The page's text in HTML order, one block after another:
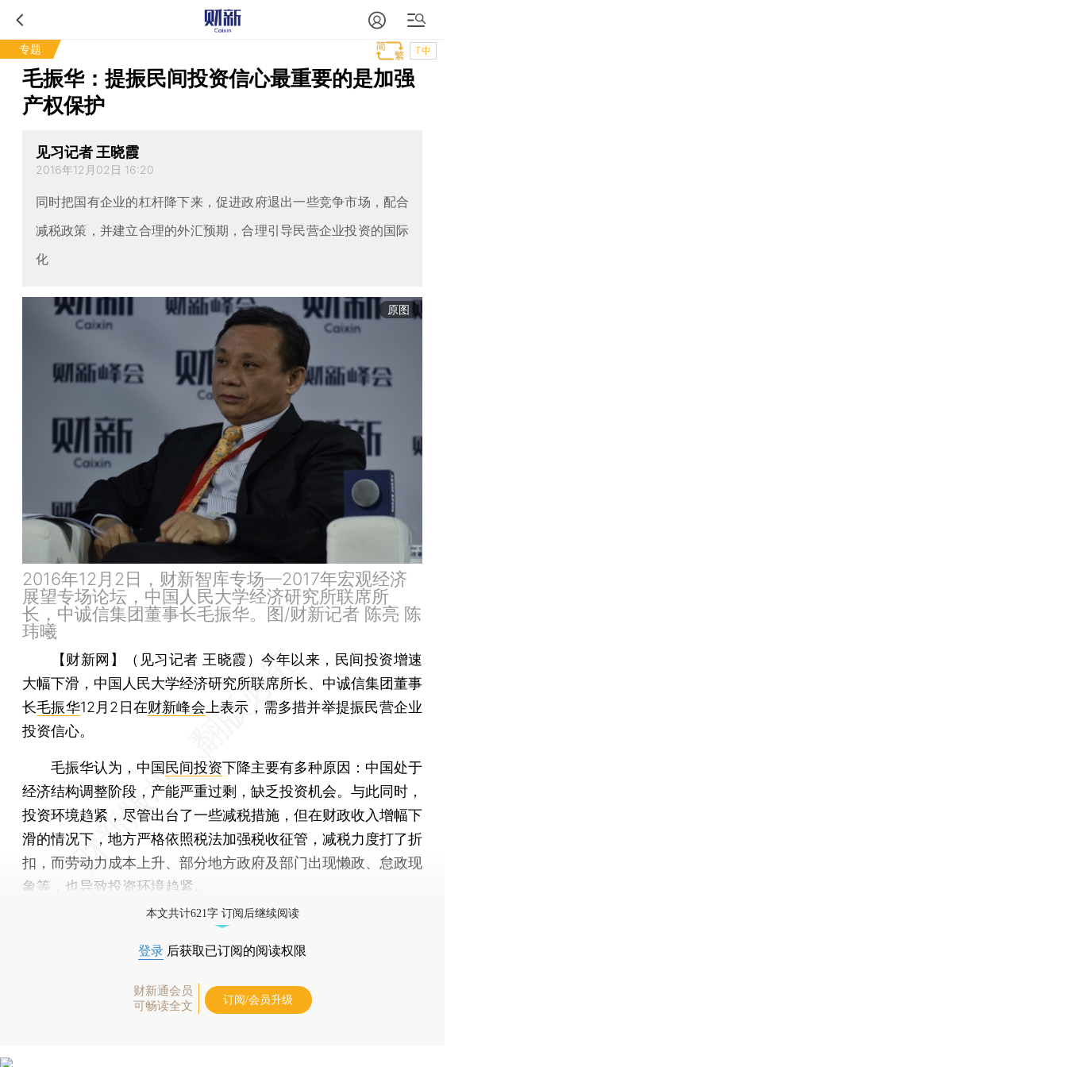
专题 T中
毛振华：提振民间投资信心最重要的是加强
产权保护
见习记者 王晓霞
2016年12月02日 16:20
同时把国有企业的杠杆降下来，促进政府退出一些竞争市场，配合
减税政策，并建立合理的外汇预期，合理引导民营企业投资的国际
化
原图
2016年12月2日，财新智库专场—2017年宏观经济
展望专场论坛，中国人民大学经济研究所联席所
长，中诚信集团董事长毛振华。图/财新记者 陈亮 陈
玮曦
【财新网】（见习记者 王晓霞）今年以来，民间投资增速
大幅下滑，中国人民大学经济研究所联席所长、中诚信集团董事
长毛振华12月2日在财新峰会上表示，需多措并举提振民营企业
投资信心。
毛振华认为，中国 民间投资下降主要有多种原因：中国处于
经济结构调整阶段，产能严重过剩，缺乏投资机会。与此同时，
投资环境趋紧，尽管出台了一些减税措施，但在财政收入增幅下
滑的情况下，地方严格依照税法加强税收征管，减税力度打了折
扣，而劳动力成本上升、部分地方政府及部门出现懒政、怠政现
象等，也导致投资环境趋紧。
本文共计621字 订阅后继续阅读
登录 后获取已订阅的阅读权限
财新通会员
可畅读全文
订阅/会员升级